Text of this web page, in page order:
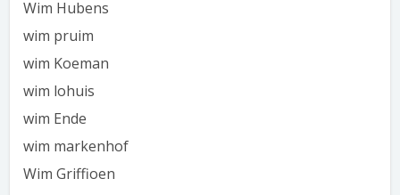
Wim Hubens
wim pruim
wim Koeman
wim lohuis
wim Ende
wim markenhof
Wim Griffioen